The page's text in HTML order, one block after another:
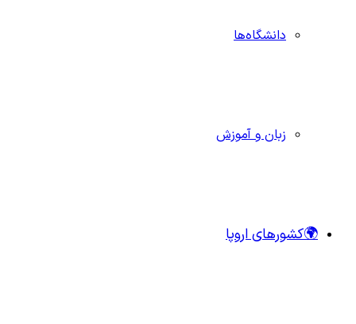
دانشگاه‌ها
زبان و آموزش
🌍کشورهای اروپا